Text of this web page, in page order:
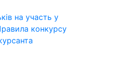
на участь у
конкурсу